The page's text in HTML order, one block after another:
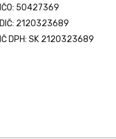
IČO: 50427369
DIČ: 2120323689
IČ DPH: SK 2120323689